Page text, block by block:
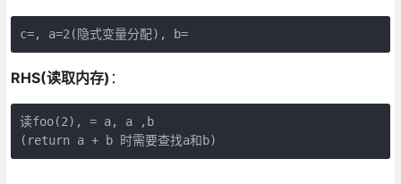
c=, a=2(隐式变量分配), b=
RHS(读取内存) ：
读foo(2), = a, a ,b
(return a + b 时需要查找a和b)